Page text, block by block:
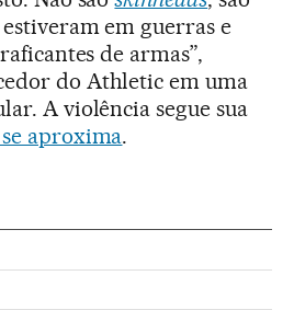
em guerras e
de armas”,
do Athletic em uma
A violência segue sua
aproxima.
Instagram
en Twitter
Brasil en Facebook